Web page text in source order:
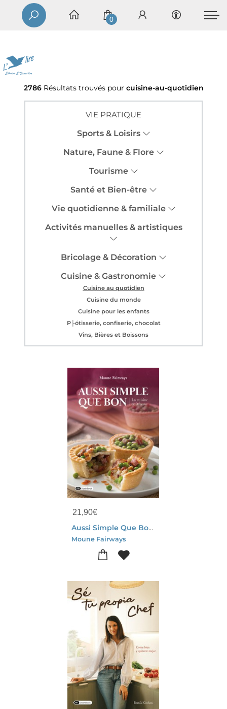
0
2786 Résultats trouvés pour cuisine-au-quotidien
VIE PRATIQUE
Sports & Loisirs
Nature, Faune & Flore
Tourisme
Santé et Bien-être
Vie quotidienne & familiale
Activités manuelles & artistiques
Bricolage & Décoration
Cuisine & Gastronomie
Cuisine au quotidien
Cuisine du monde
Cuisine pour les enfants
P├ótisserie, confiserie, chocolat
Vins, Bières et Boissons
21,90€
Aussi Simple Que Bon : La Cuisine De Moune
Moune Fairways